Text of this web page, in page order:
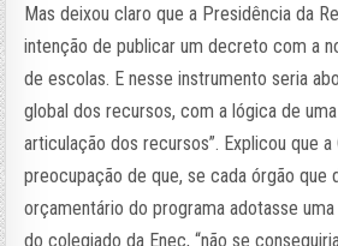
Mas deixou claro que a Presidência da
intenção de publicar um decreto com a
de escolas. E nesse instrumento seria
global dos recursos, com a lógica de
articulação dos recursos”. Explicou que a
preocupação de que, se cada órgão que
orçamentário do programa adotasse
do colegiado da Enec, “não se